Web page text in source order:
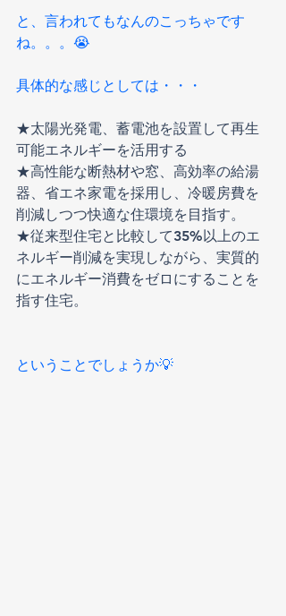
と、言われてもなんのこっちゃです
ね。。。😭
具体的な感じとしては・・・
★太陽光発電、蓄電池を設置して再生
可能エネルギーを活用する
★高性能な断熱材や窓、高効率の給湯
器、省エネ家電を採用し、冷暖房費を
削減しつつ快適な住環境を目指す。
★従来型住宅と比較して35%以上のエ
ネルギー削減を実現しながら、実質的
にエネルギー消費をゼロにすることを
指す住宅。
ということでしょうか💡